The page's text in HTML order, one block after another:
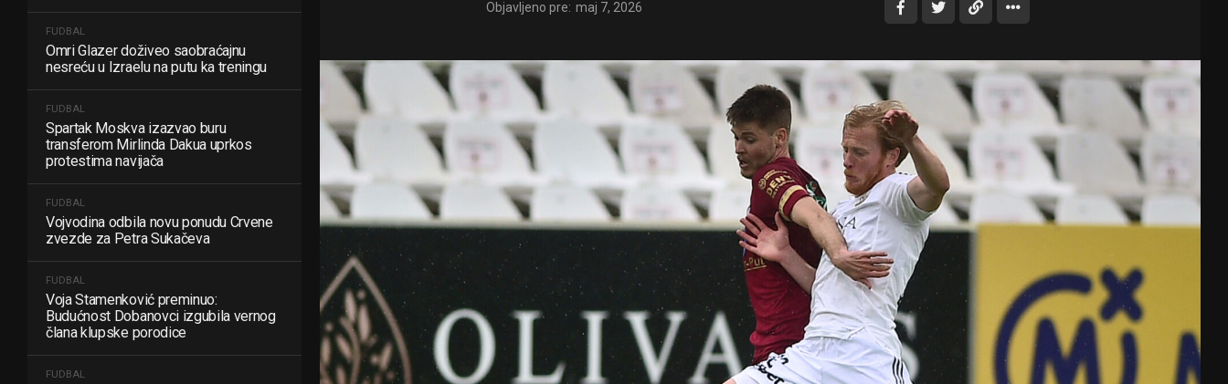
FUDBAL
Omri Glazer doživeo saobraćajnu
nesreću u Izraelu na putu ka treningu
FUDBAL
Spartak Moskva izazvao buru
transferom Mirlinda Dakua uprkos
protestima navijača
FUDBAL
Vojvodina odbila novu ponudu Crvene
zvezde za Petra Sukačeva
FUDBAL
Voja Stamenković preminuo:
Budućnost Dobanovci izgubila vernog
člana klupske porodice
FUDBAL
Objavljeno pre: maj 7, 2026